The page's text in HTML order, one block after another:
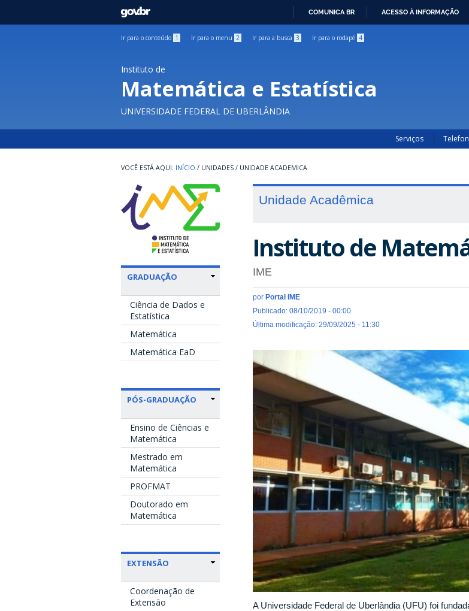
GOVBR
COMUNICA BR ACESSO À INFORMAÇÃO
Ir para o conteúdo 1 Ir para o menu 2 Ir para a busca 3 Ir para o rodapé 4
Instituto de
Matemática e Estatística
UNIVERSIDADE FEDERAL DE UBERLÂNDIA
Serviços
INÍCIO / UNIDADES / UNIDADE ACADEMICA
GRADUAÇÃO
Ciência de Dados e
Estatística
Matemática
Matemática EaD
PÓS-GRADUAÇÃO
Ensino de Ciências e
Matemática
Mestrado em
Matemática
PROFMAT
Doutorado em
Matemática
EXTENSÃO
Coordenação de
Extensão
Unidade Acadêmica
Instituto de
IME
por Portal IME
Publicado: 08/10/2019 - 00:00
Última modificação: 29/09/2025 - 11:30
A Universidade Federal de Uberlândia (UFU) foi